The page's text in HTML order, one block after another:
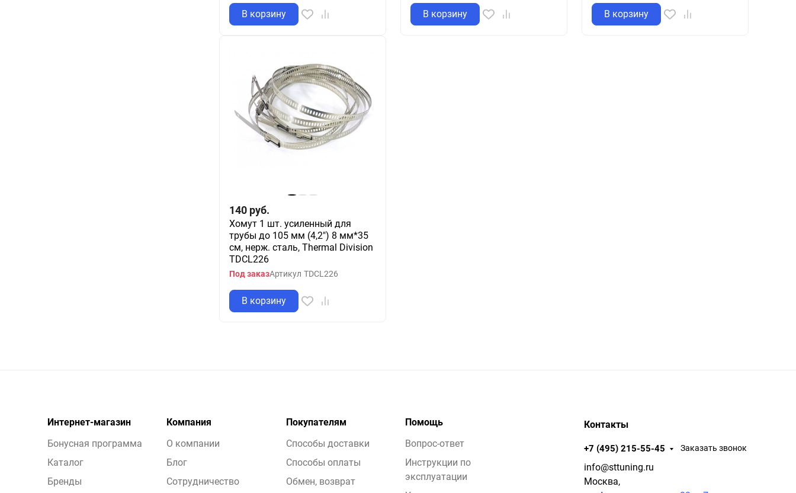
В корзину В корзину В корзину
140 руб.
Хомут 1 шт. усиленный для
трубы до 105 мм (4,2") 8 мм*35
см, нерж. сталь, Thermal Division
TDCL226
Под заказАртикул TDCL226
В корзину
Интернет-магазин
Бонусная программа
Каталог
Бренды
Компания
О компании
Блог
Сотрудничество
Покупателям
Способы доставки
Способы оплаты
Обмен, возврат
Помощь
Вопрос-ответ
Инструкции по
эксплуатации
Контакты
+7 (495) 215-55-45 Заказать звонок
info@sttuning.ru
Москва,